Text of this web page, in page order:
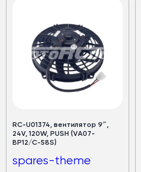
RC-U01374, вентилятор 9″,
24V, 120W, PUSH (VA07-
BP12/C-58S)
spares-theme